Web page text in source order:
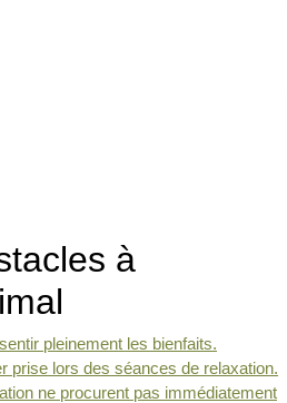
à
pleinement les bienfaits.
prise lors des séances de relaxation.
ne procurent pas immédiatement